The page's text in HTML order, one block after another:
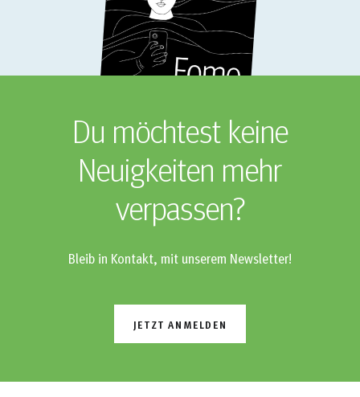
Du möchtest keine
Neuigkeiten mehr
verpassen?
Bleib in Kontakt, mit unserem Newsletter!
JETZT ANMELDEN